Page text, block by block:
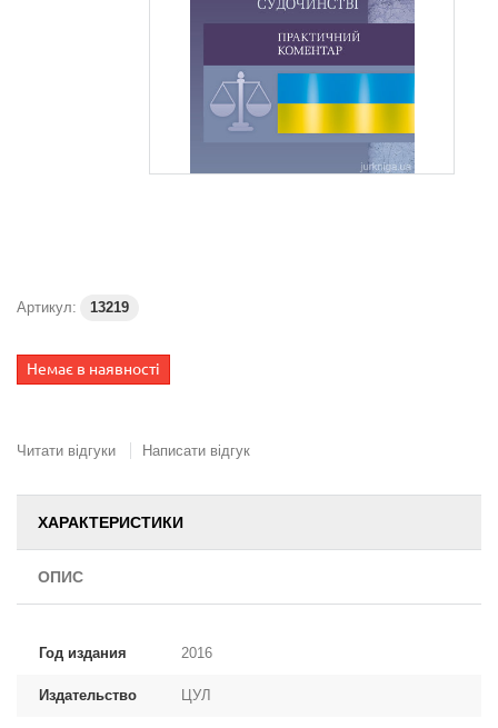
Артикул: 13219
Немає в наявності
Читати відгуки Написати відгук
ХАРАКТЕРИСТИКИ
ОПИС
Год издания 2016
Издательство ЦУЛ